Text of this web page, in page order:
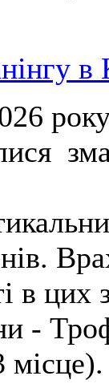
в
в
-
місце).